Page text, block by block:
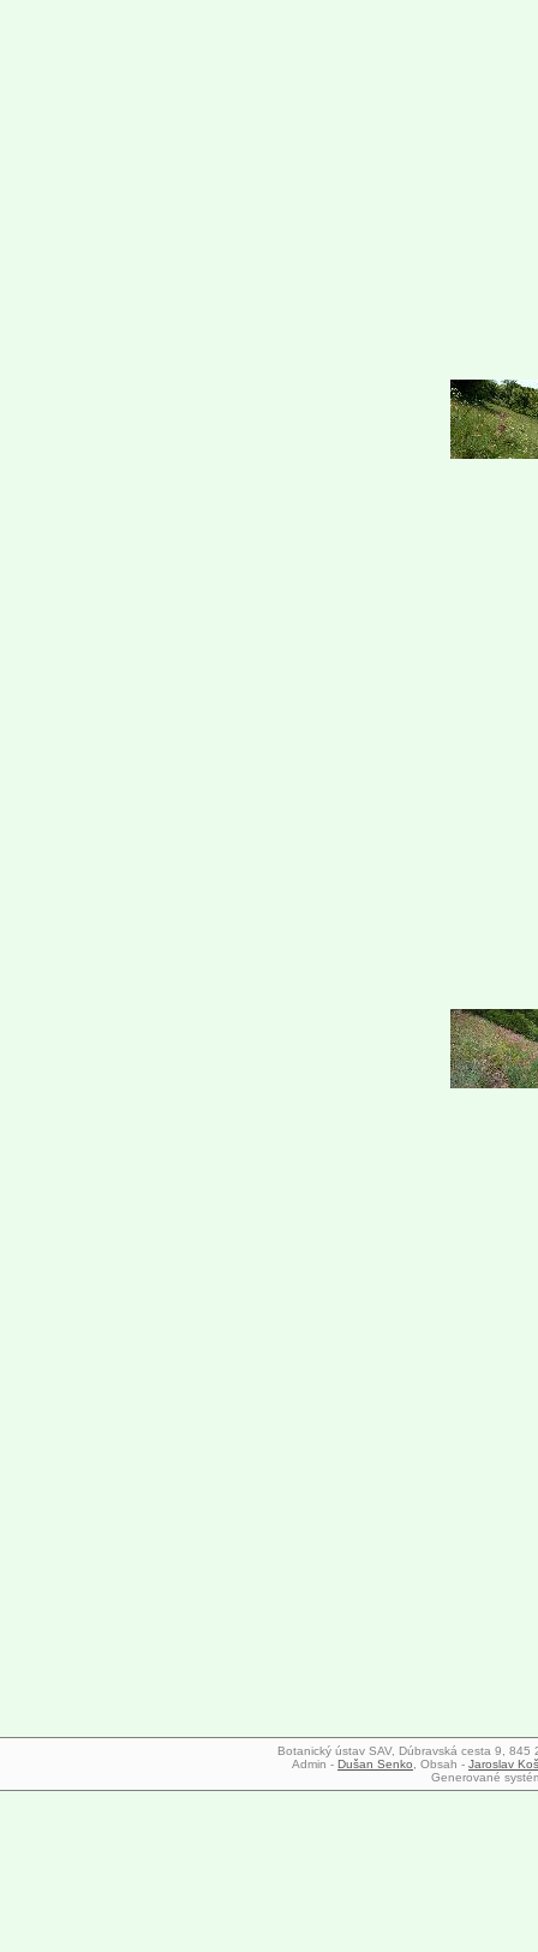
Botanický ústav SAV, Dúbravská cesta 9,
Admin - Dušan Senko , Obsah - Jaroslav
Generované